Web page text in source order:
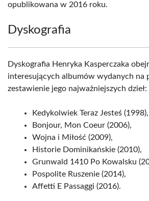
opublikowana w 2016 roku.
Dyskografia
Dyskografia Henryka Kasperczaka
interesujących albumów wydanych na
zestawienie jego najważniejszych dzieł:
Kedykolwiek Teraz Jesteś (1998),
Bonjour, Mon Coeur (2006),
Wojna i Miłość (2009),
Historie Dominikańskie (2010),
Grunwald 1410 Po Kowalsku
Pospolite Ruszenie (2014),
Affetti E Passaggi (2016).